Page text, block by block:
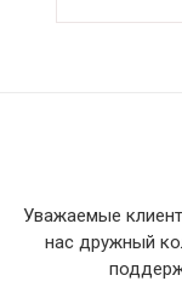
Уважаемые
нас дружный